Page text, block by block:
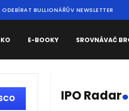
ODEBÍRAT BULLIONÁŘŮV NEWSLETTER
E-BOOKY SROVNÁVAČ
IPO Radar.